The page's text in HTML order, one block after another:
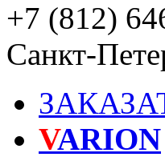
+7 (812)
Санкт-
VARION